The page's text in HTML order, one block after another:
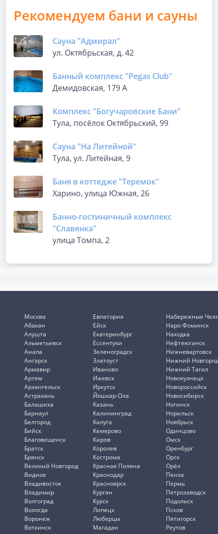
Рекомендуем бани и сауны
Сауна "Адмирал"
ул. Октябрьская, д. 42
Банный комплекс "Pegas Club"
Демидовская, 179 А
Комплекс "Богучаровские Бани"
Тула, посёлок Октябрьский, 99
Сауна "На Литейной"
Тула, ул. Литейная, 9
Баня в коттедже "Теремок"
Харино, улица Южная, 26
Банно-гостиничный комплекс
"Славянка"
улица Томпа, 2
Москва
Абакан
Алушта
Альметьевск
Анапа
Ангарск
Армавир
Артем
Архангельск
Астрахань
Балашиха
Барнаул
Белгород
Бийск
Благовещенск
Братск
Брянск
Великий Новгород
Видное
Владивосток
Владимир
Волгоград
Вологда
Воронеж
Воткинск
Евпатория
Ейск
Екатеринбург
Ессентуки
Зеленоградск
Златоуст
Иваново
Ижевск
Иркутск
Йошкар-Ола
Казань
Калининград
Калуга
Кемерово
Киров
Королев
Кострома
Красная Поляна
Краснодар
Красноярск
Курган
Курск
Липецк
Люберцы
Магадан
Набережные
Наро-Фоминск
Находка
Нефтеюганск
Нижневартовск
Нижний
Нижний Тагил
Новокузнецк
Новороссийск
Новосибирск
Ногинск
Норильск
Ноябрьск
Одинцово
Омск
Оренбург
Орск
Орёл
Пенза
Пермь
Петрозаводск
Подольск
Псков
Пятигорск
Реутов